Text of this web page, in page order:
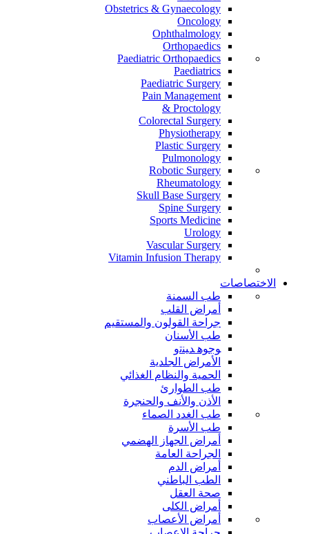
Obstetrics & Gynaecology
Oncology
Ophthalmology
Orthopaedics
Paediatric Orthopaedics
Paediatrics
Paediatric Surgery
Pain Management
Proctology &
Colorectal Surgery
Physiotherapy
Plastic Surgery
Pulmonology
Robotic Surgery
Rheumatology
Skull Base Surgery
Spine Surgery
Sports Medicine
Urology
Vascular Surgery
Vitamin Infusion Therapy
الاختصاصات
طب السمنة
أمراض القلب
جراحة القولون والمستقيم
طب الأسنان
ﻮﺟﻮﻫ ﺪﻴﻨﺗﻭ
الأمراض الجلدية
الحمية والنظام الغذائي
طب الطوارئ
الأذن والأنف والحنجرة
طب الغدد الصماء
طب الأسرة
أمراض الجهاز الهضمي
الجراحة العامة
أمراض الدم
الطب الباطني
صحة العقل
أمراض الكلى
أمراض الأعصاب